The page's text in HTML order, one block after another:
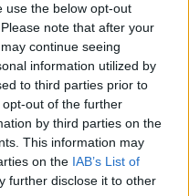
use the below opt-out
note that after your
continue seeing
information utilized by
to third parties prior to
out of the further
by third parties on the
This information may
on the IAB’s List of
further disclose it to other
στο Μέγαρο
στη σύνταξη
να γίνουν εγκαίρως